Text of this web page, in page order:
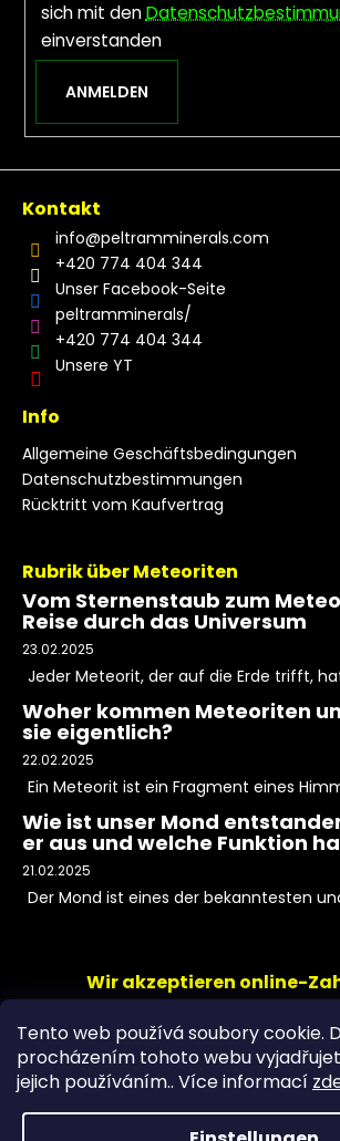
Tento web používá soubory cookie.
procházením tohoto webu
jejich používáním.. Více informací
sich mit den
einverstanden
ANMELDEN
Kontakt
info@peltramminerals.com
+420 774 404 344
Unser Facebook-Seite
peltramminerals/
+420 774 404 344
Unsere YT
Info
Allgemeine Geschäftsbedingungen
Datenschutzbestimmungen
Rücktritt vom Kaufvertrag
Rubrik über Meteoriten
Vom Sternenstaub zum
Reise durch das Universum
23.02.2025
Jeder Meteorit, der auf die Erde trifft,
Woher kommen Meteoriten
sie eigentlich?
22.02.2025
Ein Meteorit ist ein Fragment eines
Wie ist unser Mond
er aus und welche Funktion
21.02.2025
Der Mond ist eines der bekanntesten
Wir akzeptieren online-